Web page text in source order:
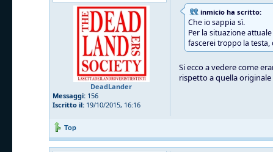
DeadLander
Messaggi: 156
Iscritto il: 19/10/2015, 16:16
inmicio ha scritto:
Che io sappia sì.
Per la situazione
fascerei troppo la
Si ecco a vedere come
rispetto a quella originale
Top